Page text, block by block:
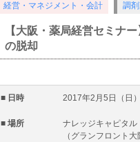
経営・マネジメント・会計 調
【大阪・薬局経営セミナ
の脱却
■ 日時 2017年2月5日（日
■ 場所
ナレッジキャピタ
（グランフロント